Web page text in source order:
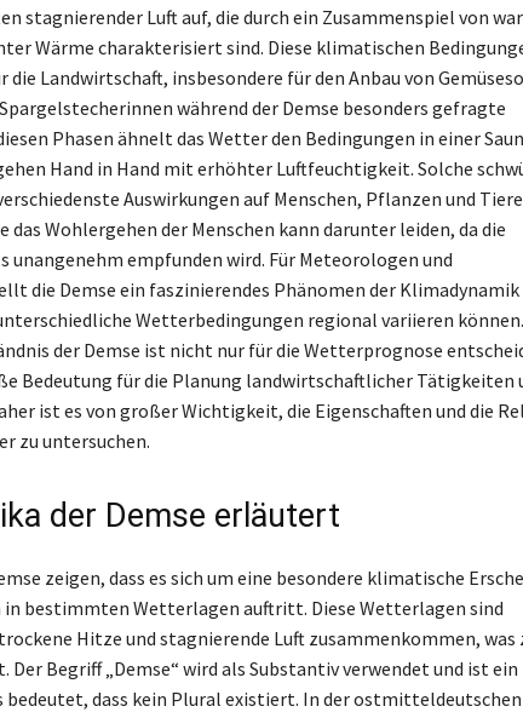
stagnierender Luft auf, die durch ein Zusammenspiel von
Wärme charakterisiert sind. Diese klimatischen
die Landwirtschaft, insbesondere für den Anbau von
während der Demse besonders gefragte
Phasen ähnelt das Wetter den Bedingungen in einer
Hand in Hand mit erhöhter Luftfeuchtigkeit. Solche
Auswirkungen auf Menschen, Pflanzen und Tiere
das Wohlergehen der Menschen kann darunter leiden, da die
unangenehm empfunden wird. Für Meteorologen und
die Demse ein faszinierendes Phänomen der Klimadynamik
Wetterbedingungen regional variieren
der Demse ist nicht nur für die Wetterprognose
Bedeutung für die Planung landwirtschaftlicher Tätigkeiten
ist es von großer Wichtigkeit, die Eigenschaften und die
zu untersuchen.
der Demse erläutert
zeigen, dass es sich um eine besondere klimatische
in bestimmten Wetterlagen auftritt. Diese Wetterlagen sind
Hitze und stagnierende Luft zusammenkommen, was
Begriff „Demse“ wird als Substantiv verwendet und ist ein
bedeutet, dass kein Plural existiert. In der ostmitteldeutschen